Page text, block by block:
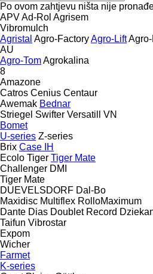
Po ovom zahtjevu ništa nije
APVAd-Rol Agrisem
Vibromulch
Agristal Agro-FactoryAgro-Lift
AU
Agro-TomAgrokalina
8
Amazone
Catros Cenius Centaur
Awemak Bednar
Striegel Swifter Versatill VN
Bomet
U-series Z-series
Brix Case IH
Ecolo Tiger Tiger Mate
Challenger DMI
Tiger Mate
DUEVELSDORF Dal-Bo
Maxidisc Multiflex RolloMaximum
Dante Dias Doublet Record
Taifun Vibrostar
Expom
Wicher
Farmet
K-series